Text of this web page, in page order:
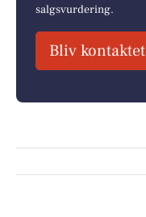
salgsvurdering.
Bliv kontaktet